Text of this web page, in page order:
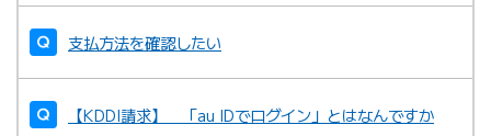
支払方法を確認したい
【KDDI請求】 「au IDでログイン」とはなんですか